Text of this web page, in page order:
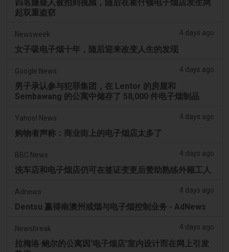
四名嫌疑人被拍到视频，随后在霍什顿电子烟店发生两
起双重盗窃
Newsweek 4 days ago
女子吸电子烟十年，随后迎来改变人生的发现
Google News 4 days ago
男子承认参与犯罪集团，在 Lentor 的房屋和
Sembawang 的公寓中储存了 58,000 件电子烟制品
Yahoo! News 4 days ago
购物者声称：商业街上的电子烟店太多了
BBC News 4 days ago
洗车店和电子烟店仍可在签证变更后赞助熟练外籍工人
Adnews 4 days ago
Dentsu 赢得南澳州戒烟与电子烟控制业务 - AdNews
Newsbreak 4 days ago
拉梅洛·鲍尔的公寓因‘电子烟店’室内设计而在网上引发